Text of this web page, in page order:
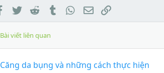
Facebook
TwitterReddit TumblrWhatsApp
EmailLink
Bài viết liên quan
Căng da bụng và những cách thực hiện